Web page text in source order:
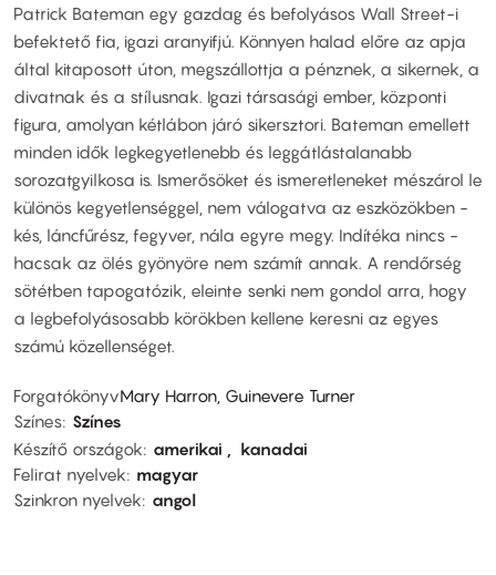
Patrick Bateman egy gazdag és befolyásos Wall Street-i
befektető fia, igazi aranyifjú. Könnyen halad előre az apja
által kitaposott úton, megszállottja a pénznek, a sikernek, a
divatnak és a stílusnak. Igazi társasági ember, központi
figura, amolyan kétlábon járó sikersztori. Bateman emellett
minden idők legkegyetlenebb és leggátlástalanabb
sorozatgyilkosa is. Ismerősöket és ismeretleneket mészárol le
különös kegyetlenséggel, nem válogatva az eszközökben -
kés, láncfűrész, fegyver, nála egyre megy. Indítéka nincs -
hacsak az ölés gyönyöre nem számít annak. A rendőrség
sötétben tapogatózik, eleinte senki nem gondol arra, hogy
a legbefolyásosabb körökben kellene keresni az egyes
számú közellenséget.
ForgatókönyvMary Harron, Guinevere Turner
Színes Színes
Készítő országok
amerikai
kanadai
Felirat nyelvek
magyar
Szinkron nyelvek
angol